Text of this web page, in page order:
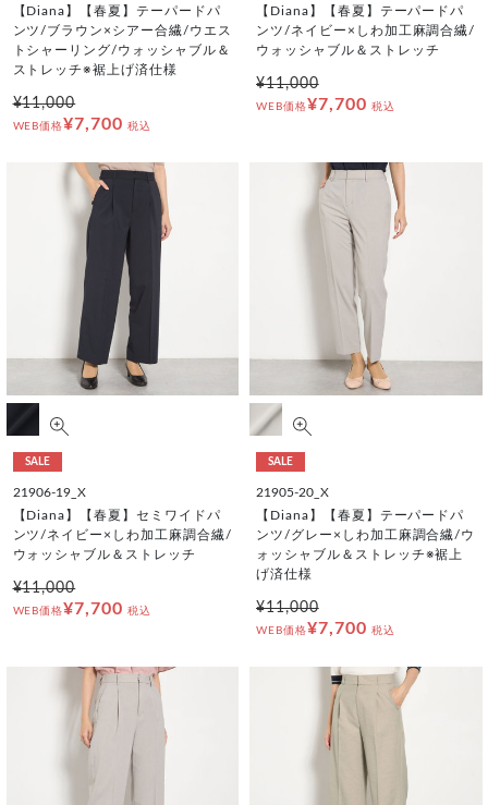
【Diana】【春夏】テーパードパ
ンツ/ブラウン×シアー合繊/ウエス
トシャーリング/ウォッシャブル＆
ストレッチ※裾上げ済仕様
¥11,000
WEB価格¥7,700 税込
【Diana】【春夏】テーパードパ
ンツ/ネイビー×しわ加工麻調合繊/
ウォッシャブル＆ストレッチ
¥11,000
WEB価格¥7,700 税込
SALE
21906-19_X
【Diana】【春夏】セミワイドパ
ンツ/ネイビー×しわ加工麻調合繊/
ウォッシャブル＆ストレッチ
¥11,000
WEB価格¥7,700 税込
SALE
21905-20_X
【Diana】【春夏】テーパードパ
ンツ/グレー×しわ加工麻調合繊/ウ
ォッシャブル＆ストレッチ※裾上
げ済仕様
¥11,000
WEB価格¥7,700 税込